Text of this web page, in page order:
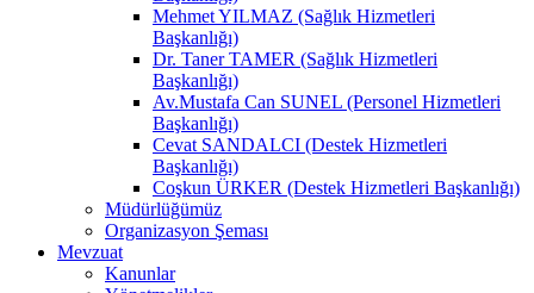
Mehmet YILMAZ (Sağlık Hizmetleri
Başkanlığı)
Dr. Taner TAMER (Sağlık Hizmetleri
Başkanlığı)
Av.Mustafa Can SUNEL (Personel Hizmetleri
Başkanlığı)
Cevat SANDALCI (Destek Hizmetleri
Başkanlığı)
Coşkun ÜRKER (Destek Hizmetleri Başkanlığı)
Müdürlüğümüz
Organizasyon Şeması
Mevzuat
Kanunlar